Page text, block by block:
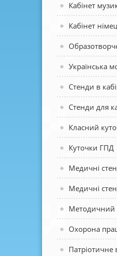
Кабінет
Кабінет
Українська
Стенди в
Стенди для
Класний
Куточки ГПД
Медичні
Медичні
Методичний
Охорона
Патріотичне